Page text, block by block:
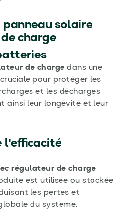
panneau solaire
charge
de charge dans une
pour protéger les
et les décharges
ainsi leur longévité et leur
l'efficacité
régulateur de charge
est utilisée ou stockée
les pertes et
du système.